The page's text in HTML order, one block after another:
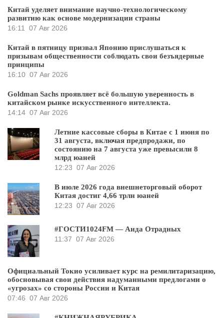
Китай уделяет внимание научно-технологическому
развитию как основе модернизации страны
16:11
07 Авг 2026
Китай в пятницу призвал Японию прислушаться к
призывам общественности соблюдать свои безъядерные
принципы
16:10 07 Авг 2026
Goldman Sachs проявляет всё большую уверенность в
китайском рынке искусственного интеллекта.
14:14 07 Авг 2026
Летние кассовые сборы в Китае с 1 июня по
31 августа, включая предпродажи, по
состоянию на 7 августа уже превысили 8
млрд юаней
12:23 07 Авг 2026
В июле 2026 года внешнеторговый оборот
Китая достиг 4,66 трлн юаней
12:23 07 Авг 2026
#ГОСТИ1024FM — Аида Отрадных
11:37 07 Авг 2026
Официальный Токио усиливает курс на ремилитаризацию,
обосновывая свои действия надуманными предлогами о
«угрозах» со стороны России и Китая
07:46 07 Авг 2026